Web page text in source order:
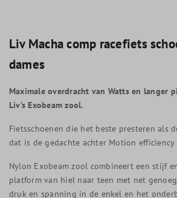
Liv Macha comp racefiets
dames
Maximale overdracht van Watts en langer
Liv’s Exobeam zool.
Fietsschoenen die het beste presteren als
dat is de gedachte achter Motion efficiency
Nylon Exobeam zool combineert een stijf
platform van hiel naar teen met net
druk en spanning in de enkel en het